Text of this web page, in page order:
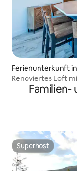
Ferienunterkunft
Renoviertes Loft
Zugang zur Skipiste
Familien-
Superhost
Superhost